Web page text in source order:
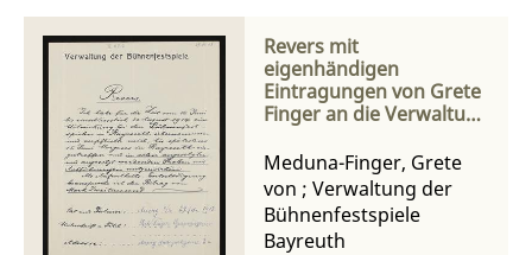
Revers mit
eigenhändigen
Eintragungen von Grete
Finger an die Verwaltung
Meduna-Finger, Grete
von ; Verwaltung der
Bühnenfestspiele
Bayreuth